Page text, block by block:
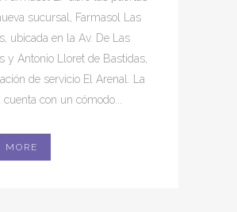
sucursal, Farmasol Las
ubicada en la Av. De Las
y Antonio Lloret de Bastidas,
de servicio El Arenal. La
con un cómodo...
MORE